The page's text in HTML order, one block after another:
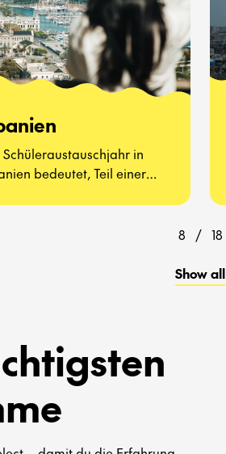
Schüleraustauschjahr in
bedeutet, Teil einer
8 / 18
Show all